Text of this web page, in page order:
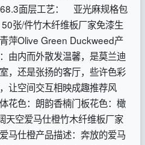
面层工艺： 亚光麻规格包
张/件竹木纤维板厂家免漆生
萍Olive Green Duckweed产
由内而外散发温馨，是莫兰迪
，还是张扬的客厅，些许色彩
让空间交互相映成趣推荐风
花色：朗韵香楠门板花色：橄
天空爱马仕橙竹木纤维板厂家
马仕橙产品描述：奔放的爱马